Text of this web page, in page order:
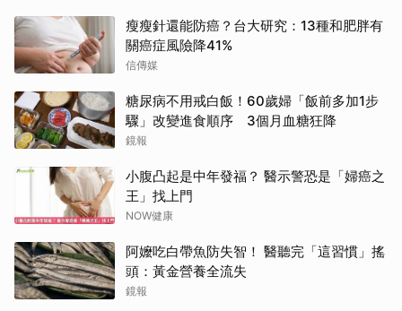
瘦瘦針還能防癌？台大研究：13種和肥胖有
關癌症風險降41%
信傳媒
糖尿病不用戒白飯！60歲婦「飯前多加1步
驟」改變進食順序 3個月血糖狂降
鏡報
小腹凸起是中年發福？ 醫示警恐是「婦癌之
王」找上門
NOW健康
阿嬤吃白帶魚防失智！ 醫聽完「這習慣」搖
頭：黃金營養全流失
鏡報
取消